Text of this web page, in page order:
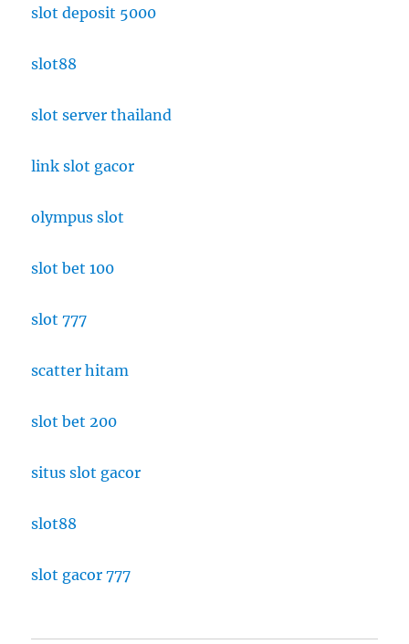
slot deposit 5000
slot88
slot server thailand
link slot gacor
olympus slot
slot bet 100
slot 777
scatter hitam
slot bet 200
situs slot gacor
slot88
slot gacor 777